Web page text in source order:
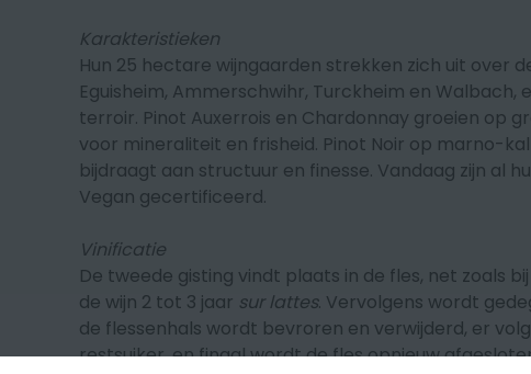
Karakteristieken
Hun 25 hectare wijngaarden strekken zich uit over
Eguisheim, Ammerschwihr, Turckheim en Walbach,
terroir. Pinot Auxerrois en Chardonnay groeien op
voor mineraliteit en frisheid. Pinot Noir op marno-
bijdraagt aan structuur en finesse. Vandaag zijn al h
Vegan gecertificeerd.
Vinificatie
De tweede gisting vindt plaats in de fles, net zoals
de wijn 2 tot 3 jaar sur lattes. Vervolgens wordt
de flessenhals wordt bevroren en verwijderd, er
restsuiker, en finaal wordt de fles opnieuw